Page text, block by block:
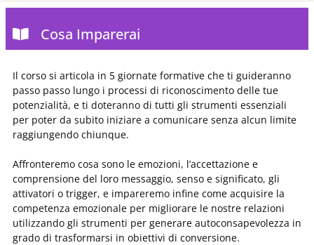
Cosa Imparerai
Il corso si articola in 5 giornate formative che ti guideranno
passo passo lungo i processi di riconoscimento delle tue
potenzialità, e ti doteranno di tutti gli strumenti essenziali
per poter da subito iniziare a comunicare senza alcun limite
raggiungendo chiunque.
Affronteremo cosa sono le emozioni, l’accettazione e
comprensione del loro messaggio, senso e significato, gli
attivatori o trigger, e impareremo infine come acquisire la
competenza emozionale per migliorare le nostre relazioni
utilizzando gli strumenti per generare autoconsapevolezza in
grado di trasformarsi in obiettivi di conversione.